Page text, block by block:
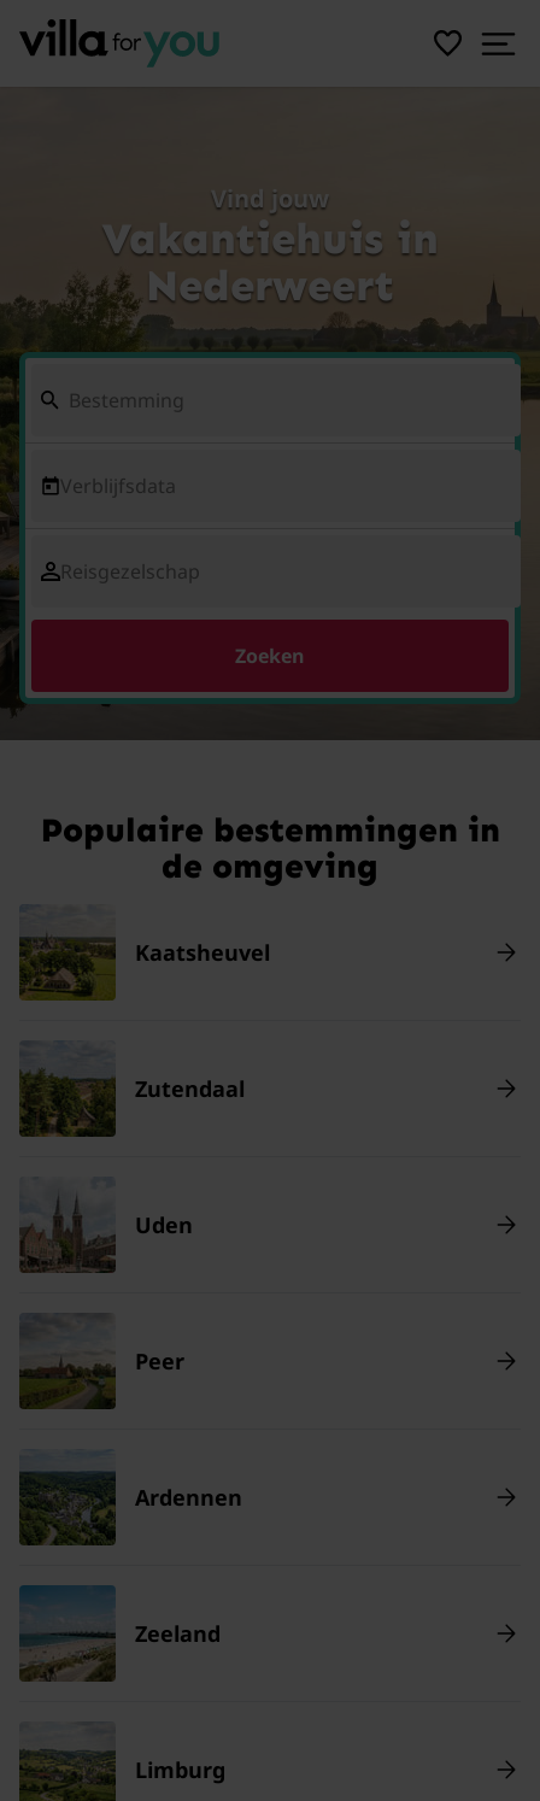
Vind jouw
Vakantiehuis in
Nederweert
Verblijfsdata
Reisgezelschap
Zoeken
Populaire bestemmingen in
de omgeving
Kaatsheuvel
Zutendaal
Uden
Peer
Ardennen
Zeeland
Limburg